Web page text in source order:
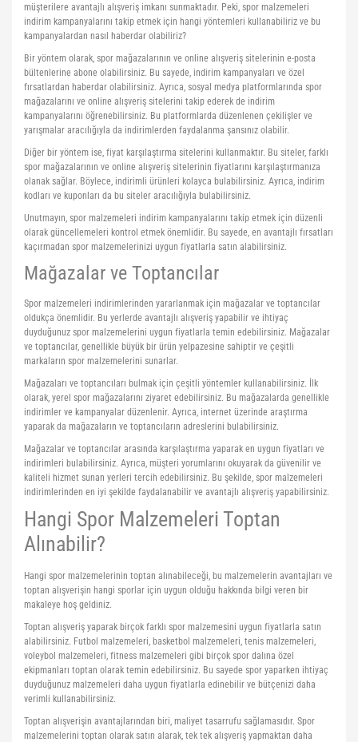
müşterilere avantajlı alışveriş imkanı sunmaktadır. Peki, spor malzemeleri
indirim kampanyalarını takip etmek için hangi yöntemleri kullanabiliriz ve bu
kampanyalardan nasıl haberdar olabiliriz?
Bir yöntem olarak, spor mağazalarının ve online alışveriş sitelerinin e-posta
bültenlerine abone olabilirsiniz. Bu sayede, indirim kampanyaları ve özel
fırsatlardan haberdar olabilirsiniz. Ayrıca, sosyal medya platformlarında spor
mağazalarını ve online alışveriş sitelerini takip ederek de indirim
kampanyalarını öğrenebilirsiniz. Bu platformlarda düzenlenen çekilişler ve
yarışmalar aracılığıyla da indirimlerden faydalanma şansınız olabilir.
Diğer bir yöntem ise, fiyat karşılaştırma sitelerini kullanmaktır. Bu siteler, farklı
spor mağazalarının ve online alışveriş sitelerinin fiyatlarını karşılaştırmanıza
olanak sağlar. Böylece, indirimli ürünleri kolayca bulabilirsiniz. Ayrıca, indirim
kodları ve kuponları da bu siteler aracılığıyla bulabilirsiniz.
Unutmayın, spor malzemeleri indirim kampanyalarını takip etmek için düzenli
olarak güncellemeleri kontrol etmek önemlidir. Bu sayede, en avantajlı fırsatları
kaçırmadan spor malzemelerinizi uygun fiyatlarla satın alabilirsiniz.
Mağazalar ve Toptancılar
Spor malzemeleri indirimlerinden yararlanmak için mağazalar ve toptancılar
oldukça önemlidir. Bu yerlerde avantajlı alışveriş yapabilir ve ihtiyaç
duyduğunuz spor malzemelerini uygun fiyatlarla temin edebilirsiniz. Mağazalar
ve toptancılar, genellikle büyük bir ürün yelpazesine sahiptir ve çeşitli
markaların spor malzemelerini sunarlar.
Mağazaları ve toptancıları bulmak için çeşitli yöntemler kullanabilirsiniz. İlk
olarak, yerel spor mağazalarını ziyaret edebilirsiniz. Bu mağazalarda genellikle
indirimler ve kampanyalar düzenlenir. Ayrıca, internet üzerinde araştırma
yaparak da mağazaların ve toptancıların adreslerini bulabilirsiniz.
Mağazalar ve toptancılar arasında karşılaştırma yaparak en uygun fiyatları ve
indirimleri bulabilirsiniz. Ayrıca, müşteri yorumlarını okuyarak da güvenilir ve
kaliteli hizmet sunan yerleri tercih edebilirsiniz. Bu şekilde, spor malzemeleri
indirimlerinden en iyi şekilde faydalanabilir ve avantajlı alışveriş yapabilirsiniz.
Hangi Spor Malzemeleri Toptan
Alınabilir?
Hangi spor malzemelerinin toptan alınabileceği, bu malzemelerin avantajları ve
toptan alışverişin hangi sporlar için uygun olduğu hakkında bilgi veren bir
makaleye hoş geldiniz.
Toptan alışveriş yaparak birçok farklı spor malzemesini uygun fiyatlarla satın
alabilirsiniz. Futbol malzemeleri, basketbol malzemeleri, tenis malzemeleri,
voleybol malzemeleri, fitness malzemeleri gibi birçok spor dalına özel
ekipmanları toptan olarak temin edebilirsiniz. Bu sayede spor yaparken ihtiyaç
duyduğunuz malzemeleri daha uygun fiyatlarla edinebilir ve bütçenizi daha
verimli kullanabilirsiniz.
Toptan alışverişin avantajlarından biri, maliyet tasarrufu sağlamasıdır. Spor
malzemelerini toptan olarak satın alarak, tek tek alışveriş yapmaktan daha